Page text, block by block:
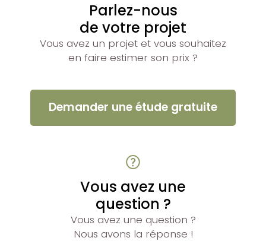
Parlez-nous
de votre projet
Vous avez un projet et vous souhaitez
en faire estimer son prix ?
Demander une étude gratuite
Vous avez une
question ?
Vous avez une question ?
Nous avons la réponse !